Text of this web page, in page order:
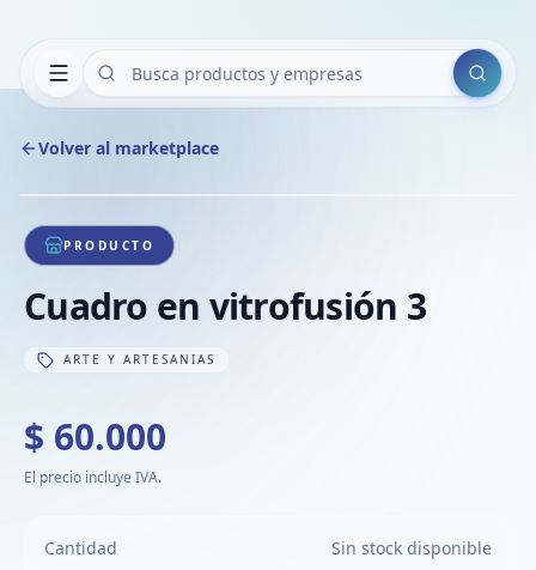
Buscar
Volver al marketplace
1/1
PRODUCTO
Cuadro en vitrofusión 3
ARTE Y ARTESANIAS
$ 60.000
El precio incluye IVA.
Cantidad Sin stock disponible